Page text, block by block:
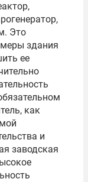
Это
здания
ее
как
и
заводская